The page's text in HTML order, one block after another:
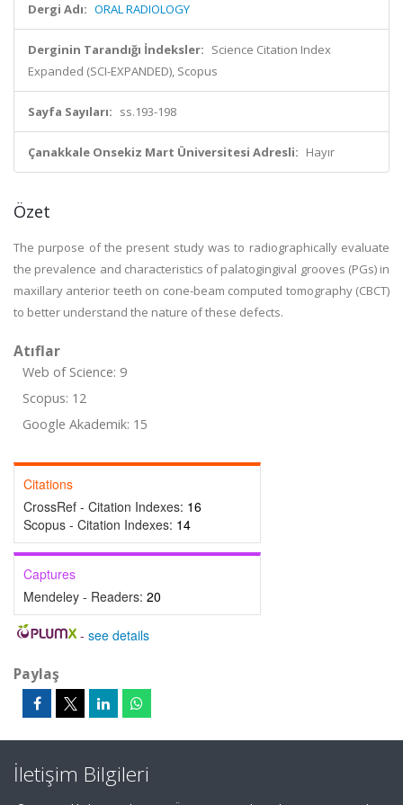
Dergi Adı: ORAL RADIOLOGY
Derginin Tarandığı İndeksler: Science Citation Index
Expanded (SCI-EXPANDED), Scopus
Sayfa Sayıları: ss.193-198
Çanakkale Onsekiz Mart Üniversitesi Adresli: Hayır
Özet
The purpose of the present study was to radiographically evaluate
the prevalence and characteristics of palatogingival grooves (PGs) in
maxillary anterior teeth on cone-beam computed tomography (CBCT)
to better understand the nature of these defects.
Atıflar
Web of Science: 9
Scopus: 12
Google Akademik: 15
Citations
CrossRef - Citation Indexes: 16
Scopus - Citation Indexes: 14
Captures
Mendeley - Readers: 20
- see details
Paylaş
İletişim Bilgileri